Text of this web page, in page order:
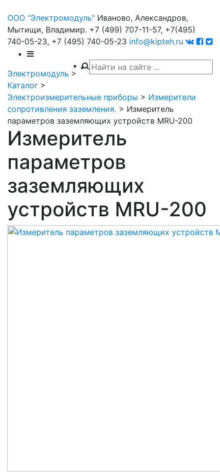
ООО "Электромодуль" Иваново, Александров,
Мытищи, Владимир. +7 (499) 707-11-57, +7(495)
740-05-23, +7 (495) 740-05-23 info@kipteh.ru
Электромодуль >
Каталог >
Электроизмерительные приборы > Измерители
сопротивления заземления. > Измеритель
параметров заземляющих устройств MRU-200
Измеритель
параметров
заземляющих
устройств MRU-200